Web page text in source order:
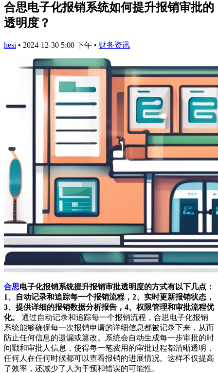
合思电子化报销系统如何提升报销审批的
透明度？
hesi • 2024-12-30 5:00 下午 • 财务资讯
合思电子化报销系统提升报销审批透明度的方式有以下几点：
1、自动记录和追踪每一个报销流程，2、实时更新报销状态，
3、提供详细的报销数据分析报告，4、权限管理和审批流程优
化。
通过自动记录和追踪每一个报销流程，合思电子化报销
系统能够确保每一次报销申请的详细信息都被记录下来，从而
防止任何信息的遗漏或篡改。系统会自动生成每一步审批的时
间戳和审批人信息，使得每一笔费用的审批过程都清晰透明，
任何人在任何时候都可以查看报销的进展情况。这样不仅提高
了效率，还减少了人为干预和错误的可能性。